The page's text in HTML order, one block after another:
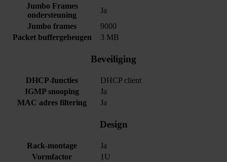
Jumbo Frames
ondersteuning
Ja
Jumbo frames
9000
Packet buffergeheugen
3 MB
Beveiliging
DHCP-functies
DHCP client
IGMP snooping
Ja
MAC adres filtering
Ja
Design
Rack-montage
Ja
Vormfactor
1U